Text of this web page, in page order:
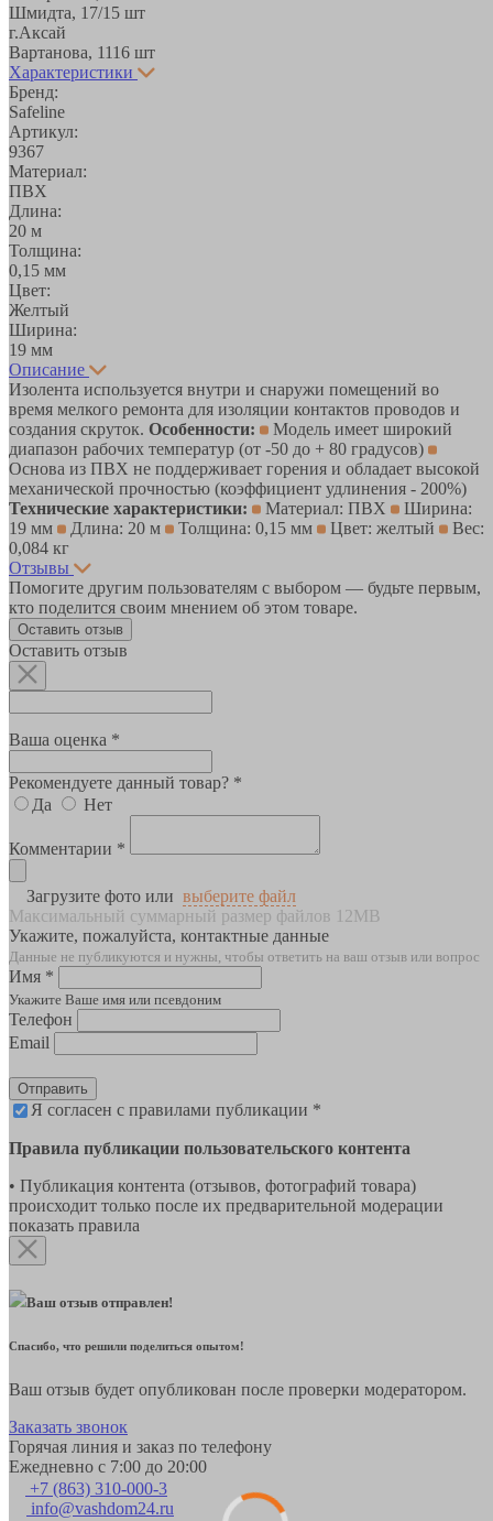
Шмидта, 17/1 5 шт
г.Аксай
Вартанова, 1116 шт
Характеристики
Бренд:
Safeline
Артикул:
9367
Материал:
ПВХ
Длина:
20 м
Толщина:
0,15 мм
Цвет:
Желтый
Ширина:
19 мм
Описание
Изолента используется внутри и снаружи помещений во
время мелкого ремонта для изоляции контактов проводов и
создания скруток. Особенности:
Модель имеет широкий
диапазон рабочих температур (от -50 до + 80 градусов)
Основа из ПВХ не поддерживает горения и обладает высокой
механической прочностью (коэффициент удлинения - 200%)
Технические характеристики:
Материал: ПВХ
Ширина:
19 мм
Длина: 20 м Толщина: 0,15 мм Цвет: желтый
Вес:
0,084 кг
Отзывы
Помогите другим пользователям с выбором — будьте первым,
кто поделится своим мнением об этом товаре.
Оставить отзыв
Оставить отзыв
Ваша оценка *
Рекомендуете данный товар? *
Да
Нет
Комментарии *
Загрузите фото или выберите файл
Максимальный суммарный размер файлов 12MB
Укажите, пожалуйста, контактные данные
Данные не публикуются и нужны, чтобы ответить на ваш отзыв или вопрос
Имя *
Укажите Ваше имя или псевдоним
Телефон
Email
Отправить
Я согласен с правилами публикации *
Правила публикации пользовательского контента
• Публикация контента (отзывов, фотографий товара)
происходит только после их предварительной модерации
показать правила
Ваш отзыв отправлен!
Спасибо, что решили поделиться опытом!
Ваш отзыв будет опубликован после проверки модератором.
Заказать звонок
Горячая линия и заказ по телефону
Ежедневно с 7:00 до 20:00
+7 (863) 310-000-3
info@vashdom24.ru